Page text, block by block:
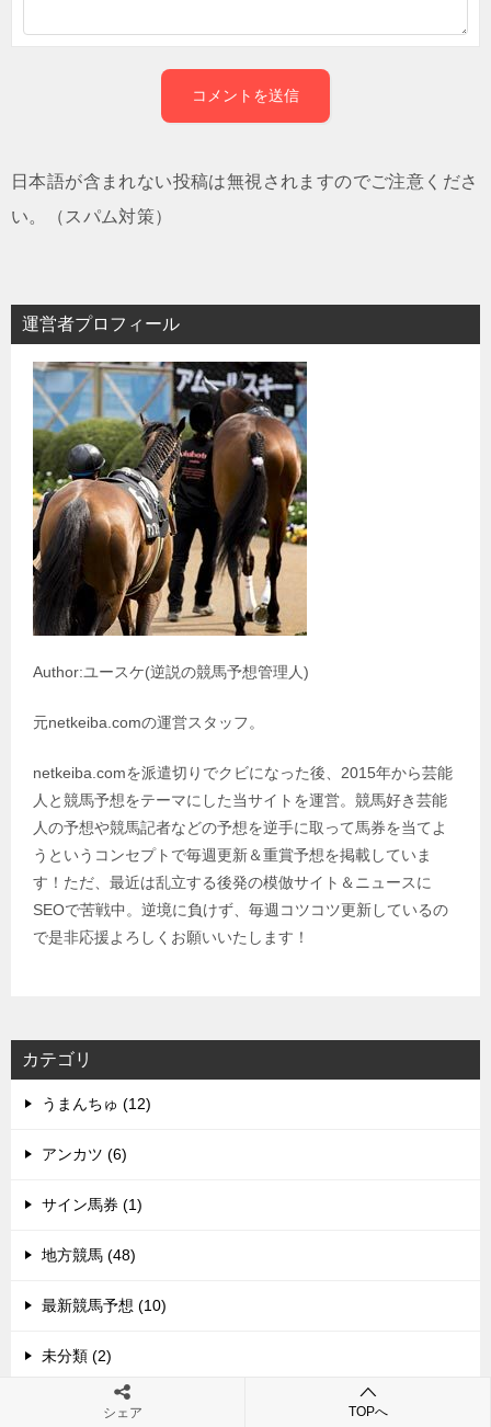
日本語が含まれない投稿は無視されますのでご注意くださ
い。（スパム対策）
運営者プロフィール
Author:ユースケ(逆説の競馬予想管理人)
元netkeiba.comの運営スタッフ。
netkeiba.comを派遣切りでクビになった後、2015年から芸能
人と競馬予想をテーマにした当サイトを運営。競馬好き芸能
人の予想や競馬記者などの予想を逆手に取って馬券を当てよ
うというコンセプトで毎週更新＆重賞予想を掲載していま
す！ただ、最近は乱立する後発の模倣サイト＆ニュースに
SEOで苦戦中。逆境に負けず、毎週コツコツ更新しているの
で是非応援よろしくお願いいたします！
カテゴリ
うまんちゅ (12)
アンカツ (6)
サイン馬券 (1)
地方競馬 (48)
最新競馬予想 (10)
未分類 (2)
次走情報 (23)
シェア TOPへ